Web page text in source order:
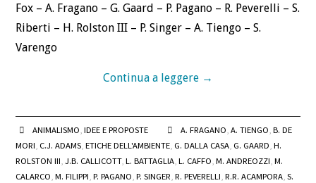
Fox – A. Fragano – G. Gaard – P. Pagano – R. Peverelli – S.
Riberti – H. Rolston III – P. Singer – A. Tiengo – S.
Varengo
Continua a leggere →
ANIMALISMO, IDEE E PROPOSTE A. FRAGANO, A. TIENGO, B. DE
MORI, C.J. ADAMS,ETICHE DELL'AMBIENTE, G. DALLA CASA, G. GAARD,H.
ROLSTON III,J.B. CALLICOTT,L. BATTAGLIA,L. CAFFO,M. ANDREOZZI,M.
CALARCO,M. FILIPPI,P. PAGANO,P. SINGER,R. PEVERELLI,R.R. ACAMPORA,S.